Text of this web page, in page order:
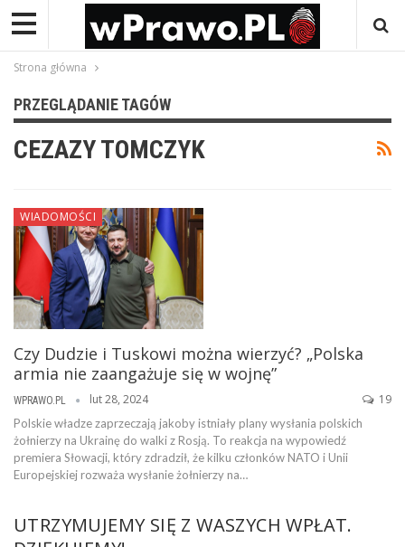
Strona główna
PRZEGLĄDANIE TAGÓW
CEZAZY TOMCZYK
WIADOMOŚCI
Czy Dudzie i Tuskowi można wierzyć? „Polska
armia nie zaangażuje się w wojnę”
WPRAWO.PL lut 28, 2024 19
Polskie władze zaprzeczają jakoby istniały plany wysłania polskich
żołnierzy na Ukrainę do walki z Rosją. To reakcja na wypowiedź
premiera Słowacji, który zdradził, że kilku członków NATO i Unii
Europejskiej rozważa wysłanie żołnierzy na…
UTRZYMUJEMY SIĘ Z WASZYCH WPŁAT.